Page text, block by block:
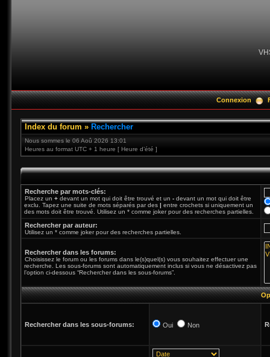
Connexion
Index du forum » Rechercher
Nous sommes le 06 Aoû 2026 13:01
Heures au format UTC + 1 heure [ Heure d’été ]
Recherche par mots-clés:
Placez un + devant un mot qui doit être trouvé et un - devant un mot qui doit être
exclu. Tapez une suite de mots séparés par des | entre crochets si uniquement un
des mots doit être trouvé. Utilisez un * comme joker pour des recherches partielles.
Rechercher par auteur:
Utilisez un * comme joker pour des recherches partielles.
Rechercher dans les forums:
Choisissez le forum ou les forums dans le(s)quel(s) vous souhaitez effectuer une
recherche. Les sous-forums sont automatiquement inclus si vous ne désactivez pas
l’option ci-dessous “Rechercher dans les sous-forums”.
Rechercher dans les sous-forums: Oui Non